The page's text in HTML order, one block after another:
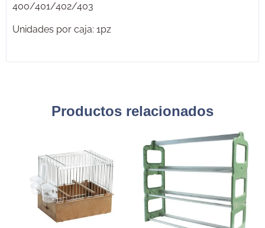
400/401/402/403
Unidades por caja: 1pz
Productos relacionados